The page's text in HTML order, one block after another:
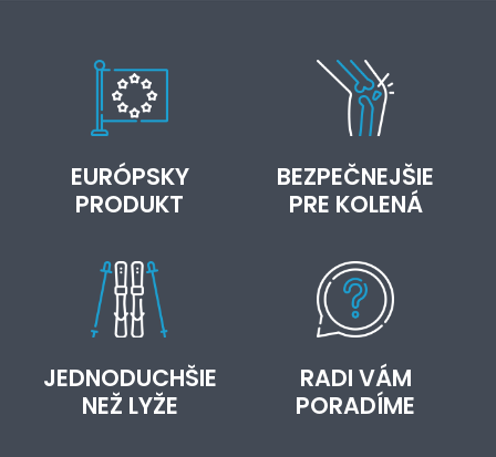
EURÓPSKY
PRODUKT
BEZPEČNEJŠIE
PRE KOLENÁ
JEDNODUCHŠIE
NEŽ LYŽE
RADI VÁM
PORADÍME